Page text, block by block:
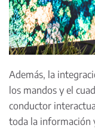
Además, la
los mandos y el
conductor
toda la información